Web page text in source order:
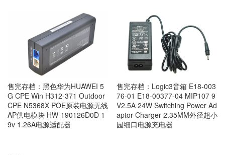
售完存档：黑色华为HUAWEI 5
G CPE Win H312-371 Outdoor
CPE N5368X POE原装电源无线
AP供电模块 HW-190126D0D 1
9v 1.26A电源适配器
售完存档：Logic3音箱 E18-003
76-01 E18-00377-04 MIP107 9
V2.5A 24W Switching Power Ad
aptor Charger 2.35MM外径超小
园细口电源充电器